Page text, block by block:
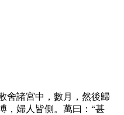
舍諸宮中，數月，然後歸
，婦人皆側。萬曰：“甚